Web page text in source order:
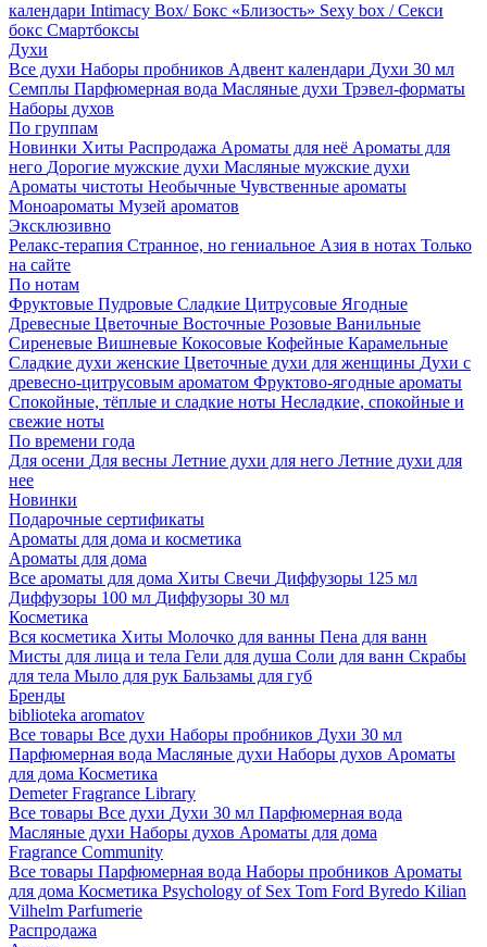
календари Intimacy Box/ Бокс «Близость» Sexy box / Секси
бокс Смартбоксы
Духи
Все духи Наборы пробников Адвент календари Духи 30 мл
Семплы Парфюмерная вода Масляные духи Трэвел-форматы
Наборы духов
По группам
Новинки Хиты Распродажа Ароматы для неё Ароматы для
него Дорогие мужские духи Масляные мужские духи
Ароматы чистоты Необычные Чувственные ароматы
Моноароматы Музей ароматов
Эксклюзивно
Релакс-терапия Странное, но гениальное Азия в нотах Только
на сайте
По нотам
Фруктовые Пудровые Сладкие Цитрусовые Ягодные
Древесные Цветочные Восточные Розовые Ванильные
Сиреневые Вишневые Кокосовые Кофейные Карамельные
Сладкие духи женские Цветочные духи для женщины Духи с
древесно-цитрусовым ароматом Фруктово-ягодные ароматы
Спокойные, тёплые и сладкие ноты Несладкие, спокойные и
свежие ноты
По времени года
Для осени Для весны Летние духи для него Летние духи для
нее
Новинки
Подарочные сертификаты
Ароматы для дома и косметика
Ароматы для дома
Все ароматы для дома Хиты Свечи Диффузоры 125 мл
Диффузоры 100 мл Диффузоры 30 мл
Косметика
Вся косметика Хиты Молочко для ванны Пена для ванн
Мисты для лица и тела Гели для душа Соли для ванн Скрабы
для тела Мыло для рук Бальзамы для губ
Бренды
biblioteka aromatov
Все товары Все духи Наборы пробников Духи 30 мл
Парфюмерная вода Масляные духи Наборы духов Ароматы
для дома Косметика
Demeter Fragrance Library
Все товары Все духи Духи 30 мл Парфюмерная вода
Масляные духи Наборы духов Ароматы для дома
Fragrance Community
Все товары Парфюмерная вода Наборы пробников Ароматы
для дома Косметика Psychology of Sex Tom Ford Byredo Kilian
Vilhelm Parfumerie
Распродажа